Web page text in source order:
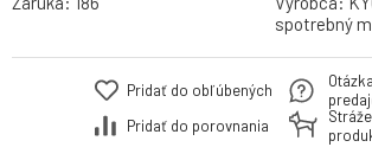
spotrebný
Pridať do obľúbených
Pridať do porovnania